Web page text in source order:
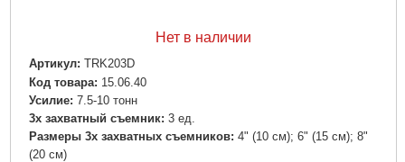
Нет в наличии
Артикул: TRK203D
Код товара: 15.06.40
Усилие: 7.5-10 тонн
3х захватный съемник: 3 ед.
Размеры 3х захватных съемников: 4" (10 см); 6" (15 см); 8"
(20 см)